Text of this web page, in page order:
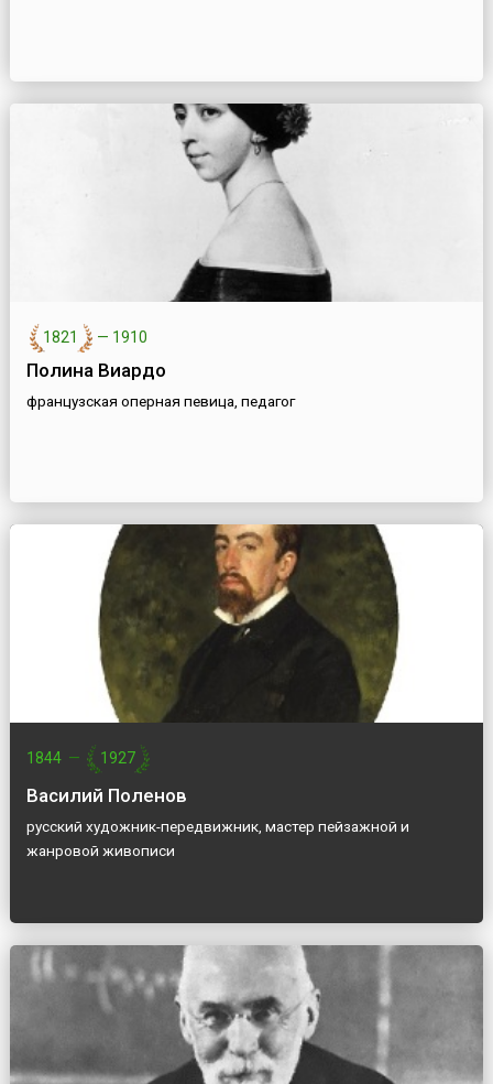
1821 — 1910
Полина Виардо
французская оперная певица, педагог
1844 — 1927
Василий Поленов
русский художник-передвижник, мастер пейзажной и
жанровой живописи